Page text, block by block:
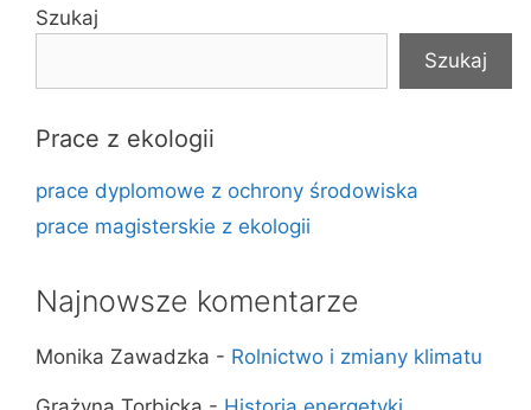
Szukaj
Szukaj
Prace z ekologii
prace dyplomowe z ochrony środowiska
prace magisterskie z ekologii
Najnowsze komentarze
Monika Zawadzka - Rolnictwo i zmiany klimatu